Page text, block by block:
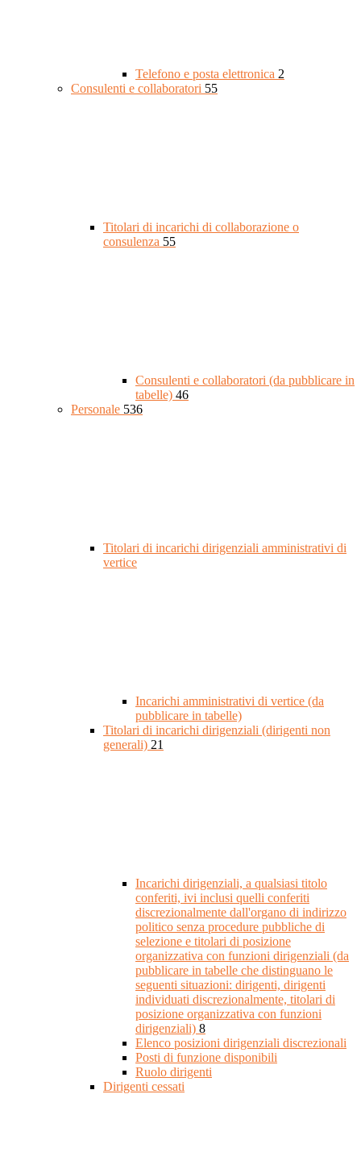
Telefono e posta elettronica 2
Consulenti e collaboratori 55
Titolari di incarichi di collaborazione o
consulenza 55
Consulenti e collaboratori (da pubblicare in
tabelle) 46
Personale 536
Titolari di incarichi dirigenziali amministrativi di
vertice
Incarichi amministrativi di vertice (da
pubblicare in tabelle)
Titolari di incarichi dirigenziali (dirigenti non
generali) 21
Incarichi dirigenziali, a qualsiasi titolo
conferiti, ivi inclusi quelli conferiti
discrezionalmente dall'organo di indirizzo
politico senza procedure pubbliche di
selezione e titolari di posizione
organizzativa con funzioni dirigenziali (da
pubblicare in tabelle che distinguano le
seguenti situazioni: dirigenti, dirigenti
individuati discrezionalmente, titolari di
posizione organizzativa con funzioni
dirigenziali) 8
Elenco posizioni dirigenziali discrezionali
Posti di funzione disponibili
Ruolo dirigenti
Dirigenti cessati